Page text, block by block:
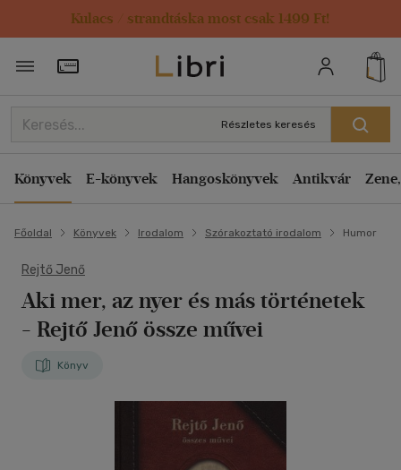
Kulacs / strandtáska most csak 1499 Ft!
Törzsvásárlói Kártya adatai
Részletes keresés
Könyvek E-könyvek Hangoskönyvek Antikvár
Főoldal Könyvek Irodalom Szórakoztató irodalom Humor
Rejtő Jenő
Aki mer, az nyer és más történetek
- Rejtő Jenő össze művei
Könyv